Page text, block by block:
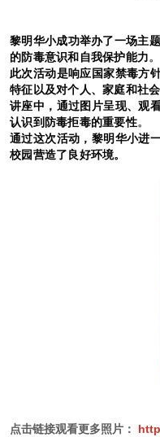
黎明华小成功举办了一场主
的防毒意识和自我保护能力。
此次活动是响应国家禁毒方
特征以及对个人、家庭和社
讲座中，通过图片呈现、观
认识到防毒拒毒的重要性。
通过这次活动，黎明华小进
校园营造了良好环境。
点击链接观看更多照片：